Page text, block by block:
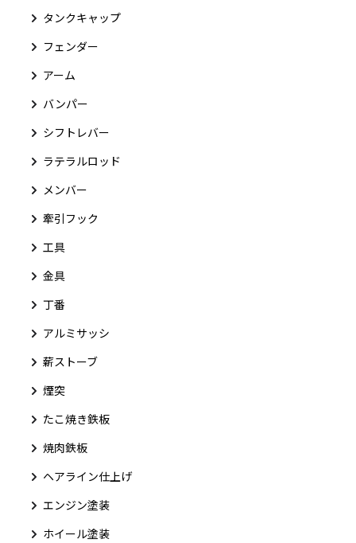
タンクキャップ
フェンダー
アーム
バンパー
シフトレバー
ラテラルロッド
メンバー
牽引フック
工具
金具
丁番
アルミサッシ
薪ストーブ
煙突
たこ焼き鉄板
焼肉鉄板
ヘアライン仕上げ
エンジン塗装
ホイール塗装